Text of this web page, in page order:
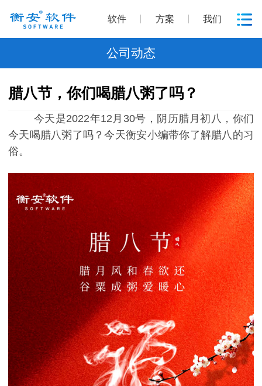
软件 方案 我们
公司动态
腊八节，你们喝腊八粥了吗？
今天是2022年12月30号，阴历腊月初八，你们
今天喝腊八粥了吗？今天衡安小编带你了解腊八的习
俗。